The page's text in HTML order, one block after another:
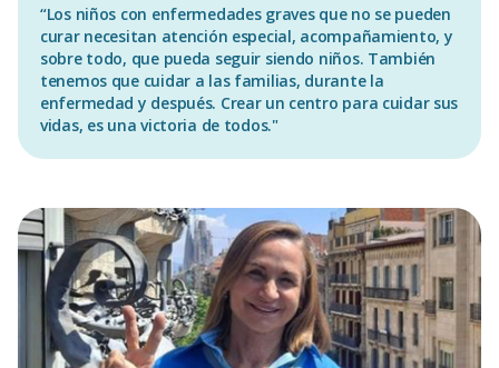
“Los niños con enfermedades graves que no se pueden
curar necesitan atención especial, acompañamiento, y
sobre todo, que pueda seguir siendo niños. También
tenemos que cuidar a las familias, durante la
enfermedad y después. Crear un centro para cuidar sus
vidas, es una victoria de todos."